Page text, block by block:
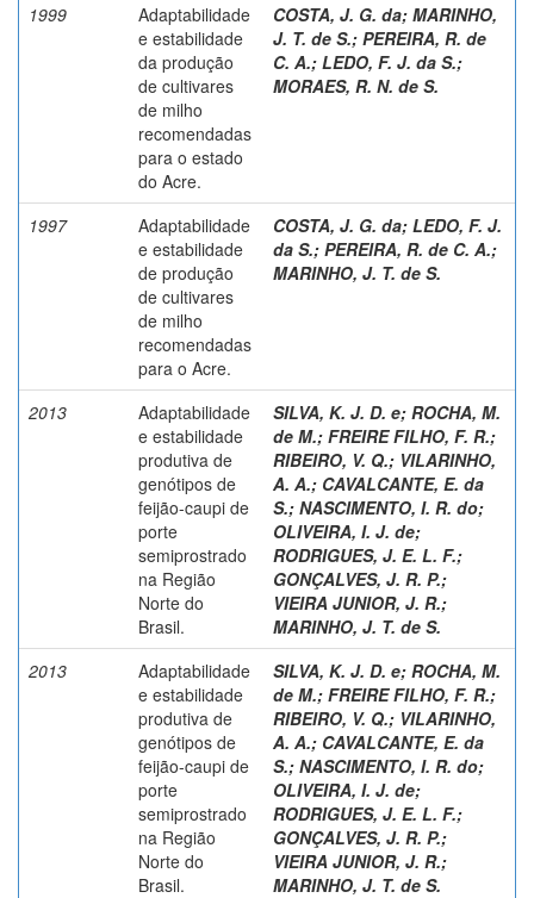
1999
Adaptabilidade
e estabilidade
da produção
de cultivares
de milho
recomendadas
para o estado
do Acre.
COSTA, J. G. da; MARINHO,
J. T. de S.; PEREIRA, R. de
C. A.; LEDO, F. J. da S.;
MORAES, R. N. de S.
1997
Adaptabilidade
e estabilidade
de produção
de cultivares
de milho
recomendadas
para o Acre.
COSTA, J. G. da; LEDO, F. J.
da S.; PEREIRA, R. de C. A.;
MARINHO, J. T. de S.
2013
Adaptabilidade
e estabilidade
produtiva de
genótipos de
feijão-caupi de
porte
semiprostrado
na Região
Norte do
Brasil.
SILVA, K. J. D. e; ROCHA, M.
de M.; FREIRE FILHO, F. R.;
RIBEIRO, V. Q.; VILARINHO,
A. A.; CAVALCANTE, E. da
S.; NASCIMENTO, I. R. do;
OLIVEIRA, I. J. de;
RODRIGUES, J. E. L. F.;
GONÇALVES, J. R. P.;
VIEIRA JUNIOR, J. R.;
MARINHO, J. T. de S.
2013
Adaptabilidade
e estabilidade
produtiva de
genótipos de
feijão-caupi de
porte
semiprostrado
na Região
Norte do
Brasil.
SILVA, K. J. D. e; ROCHA, M.
de M.; FREIRE FILHO, F. R.;
RIBEIRO, V. Q.; VILARINHO,
A. A.; CAVALCANTE, E. da
S.; NASCIMENTO, I. R. do;
OLIVEIRA, I. J. de;
RODRIGUES, J. E. L. F.;
GONÇALVES, J. R. P.;
VIEIRA JUNIOR, J. R.;
MARINHO, J. T. de S.